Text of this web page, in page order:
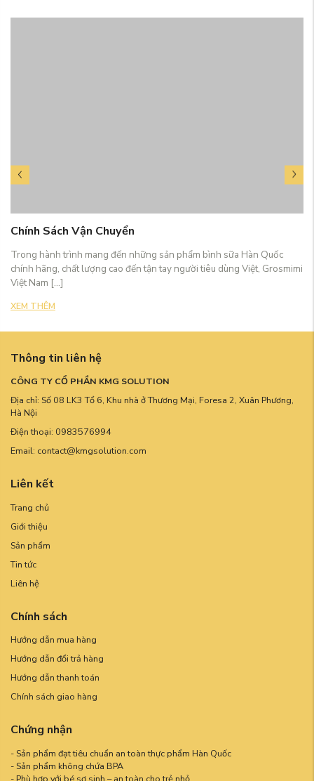
Chính Sách Vận Chuyển
Trong hành trình mang đến những sản phẩm bình sữa Hàn Quốc
chính hãng, chất lượng cao đến tận tay người tiêu dùng Việt, Grosmimi
Việt Nam [...]
XEM THÊM
Thông tin liên hệ
CÔNG TY CỔ PHẦN KMG SOLUTION
Địa chỉ: Số 08 LK3 Tổ 6, Khu nhà ở Thương Mại, Foresa 2, Xuân Phương,
Hà Nội
Điện thoại: 0983576994
Email: contact@kmgsolution.com
Liên kết
Trang chủ
Giới thiệu
Sản phẩm
Tin tức
Liên hệ
Chính sách
Hướng dẫn mua hàng
Hướng dẫn đổi trả hàng
Hướng dẫn thanh toán
Chính sách giao hàng
Chứng nhận
- Sản phẩm đạt tiêu chuẩn an toàn thực phẩm Hàn Quốc
- Sản phẩm không chứa BPA
- Phù hợp với bé sơ sinh – an toàn cho trẻ nhỏ